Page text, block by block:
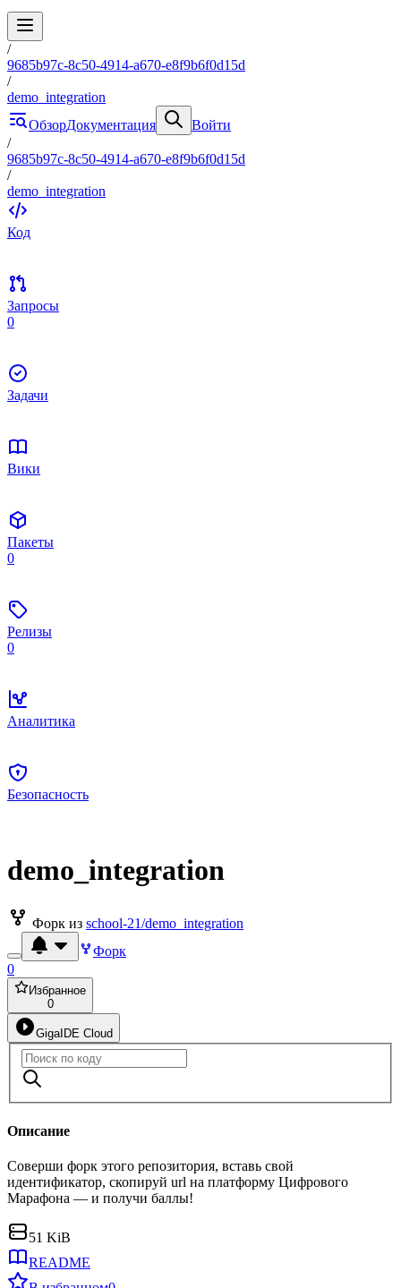
/
9685b97c-8c50-4914-a670-e8f9b6f0d15d
/
demo_integration
ОбзорДокументация
Войти
/
9685b97c-8c50-4914-a670-e8f9b6f0d15d
/
demo_integration
Код
Запросы
0
Задачи
Вики
Пакеты
0
Релизы
0
Аналитика
Безопасность
demo_integration
Форк из school-21/demo_integration
Форк
0
Избранное
0
GigaIDE Cloud
Описание
Соверши форк этого репозитория, вставь свой
идентификатор, скопируй url на платформу Цифрового
Марафона — и получи баллы!
51 KiB
README